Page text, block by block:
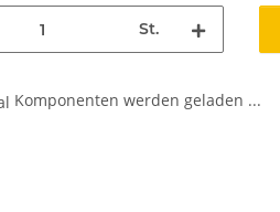
St.
Komponenten werden geladen ...